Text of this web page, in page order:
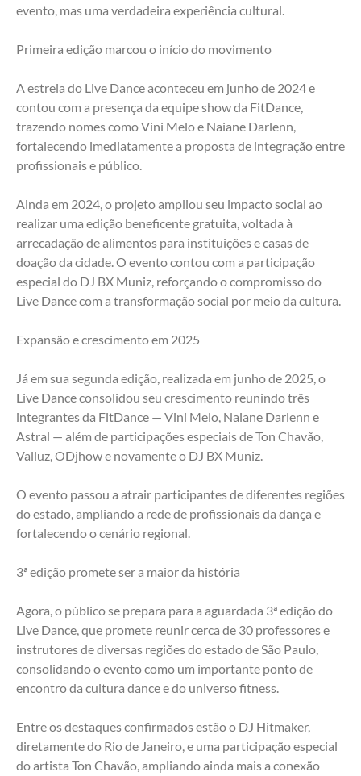
evento, mas uma verdadeira experiência cultural.
Primeira edição marcou o início do movimento
A estreia do Live Dance aconteceu em junho de 2024 e
contou com a presença da equipe show da FitDance,
trazendo nomes como Vini Melo e Naiane Darlenn,
fortalecendo imediatamente a proposta de integração entre
profissionais e público.
Ainda em 2024, o projeto ampliou seu impacto social ao
realizar uma edição beneficente gratuita, voltada à
arrecadação de alimentos para instituições e casas de
doação da cidade. O evento contou com a participação
especial do DJ BX Muniz, reforçando o compromisso do
Live Dance com a transformação social por meio da cultura.
Expansão e crescimento em 2025
Já em sua segunda edição, realizada em junho de 2025, o
Live Dance consolidou seu crescimento reunindo três
integrantes da FitDance — Vini Melo, Naiane Darlenn e
Astral — além de participações especiais de Ton Chavão,
Valluz, ODjhow e novamente o DJ BX Muniz.
O evento passou a atrair participantes de diferentes regiões
do estado, ampliando a rede de profissionais da dança e
fortalecendo o cenário regional.
3ª edição promete ser a maior da história
Agora, o público se prepara para a aguardada 3ª edição do
Live Dance, que promete reunir cerca de 30 professores e
instrutores de diversas regiões do estado de São Paulo,
consolidando o evento como um importante ponto de
encontro da cultura dance e do universo fitness.
Entre os destaques confirmados estão o DJ Hitmaker,
diretamente do Rio de Janeiro, e uma participação especial
do artista Ton Chavão, ampliando ainda mais a conexão